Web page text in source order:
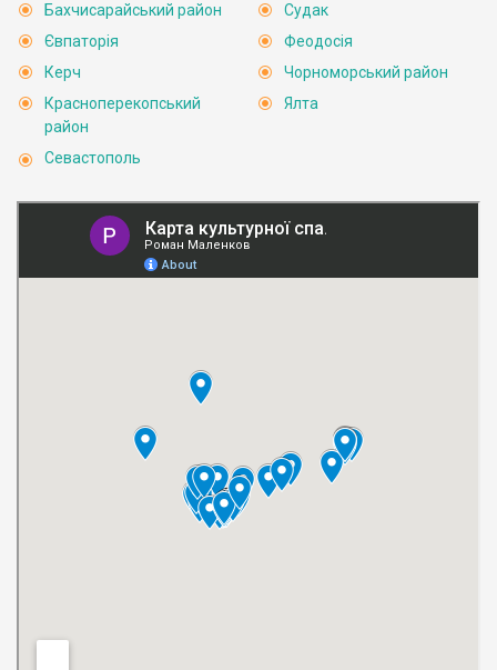
Бахчисарайський район
Євпаторія
Керч
Красноперекопський
район
Севастополь
Судак
Феодосія
Чорноморський район
Ялта